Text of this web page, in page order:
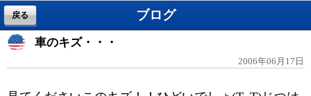
ブログ
戻る
車のキズ・・・
2006年06月17日